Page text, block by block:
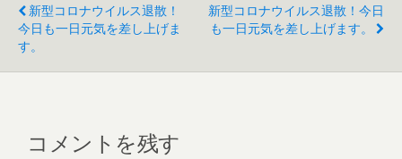
新型コロナウイルス退散！
今日も一日元気を差し上げま
す。
新型コロナウイルス退散！今日
も一日元気を差し上げます。
コメントを残す